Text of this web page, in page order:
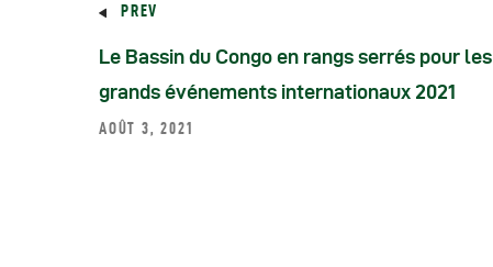
PREV
Le Bassin du Congo en rangs serrés pour les
grands événements internationaux 2021
AOÛT 3, 2021